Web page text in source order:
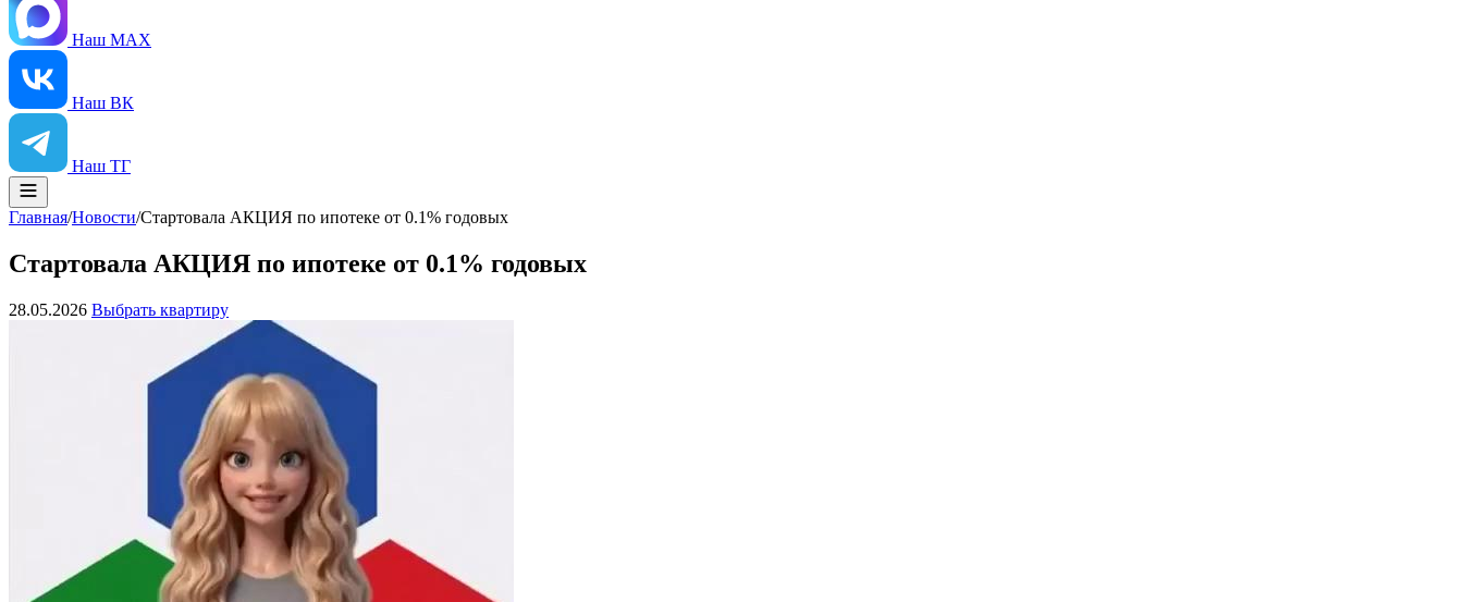
Наш MAX
Наш ВК
Наш ТГ
Главная/Новости/Стартовала АКЦИЯ по ипотеке от 0.1% годовых
Стартовала АКЦИЯ по ипотеке от 0.1% годовых
28.05.2026 Выбрать квартиру